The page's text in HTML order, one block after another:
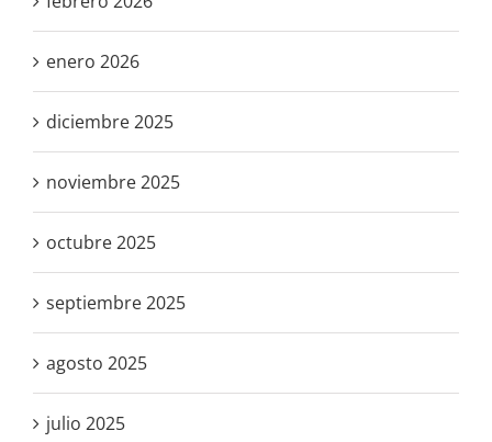
enero 2026
diciembre 2025
noviembre 2025
octubre 2025
septiembre 2025
agosto 2025
julio 2025